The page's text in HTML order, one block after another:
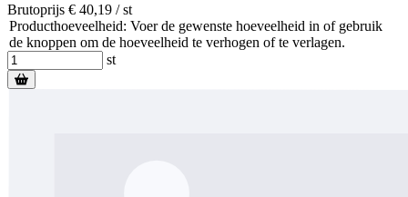
Brutoprijs € 40,19 / st
Producthoeveelheid: Voer de gewenste hoeveelheid in of gebruik
de knoppen om de hoeveelheid te verhogen of te verlagen.
st